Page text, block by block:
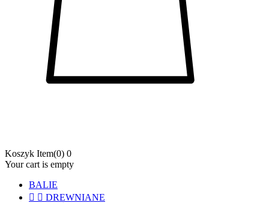
Koszyk Item(0) 0
Your cart is empty
BALIE
  DREWNIANE